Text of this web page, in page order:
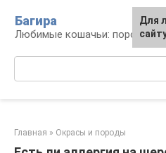
контенту
Багира
Любимые кошачьи: породы,
Главная » Окрасы и породы
Для